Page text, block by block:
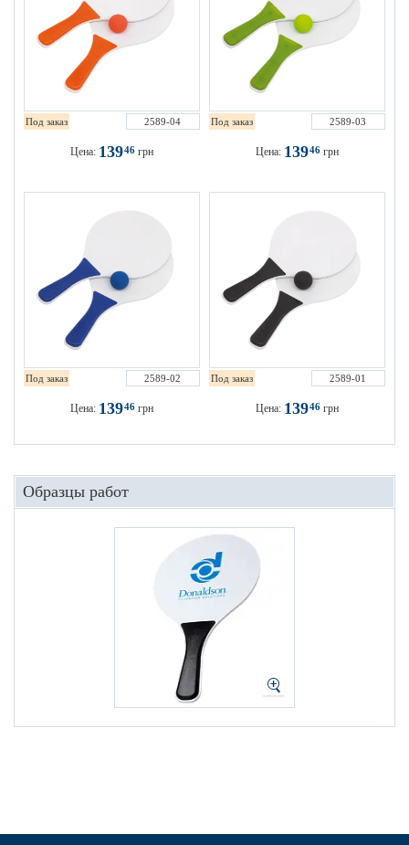
Под заказ 2589-04
Цена: 13946 грн
Под заказ 2589-03
Цена: 13946 грн
Под заказ 2589-02
Цена: 13946 грн
Под заказ 2589-01
Цена: 13946 грн
Образцы работ